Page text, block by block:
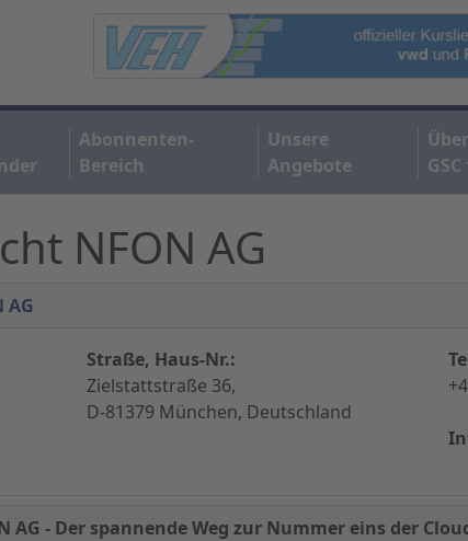
Abonnenten-
Bereich
Unsere
Angebote
Über
GSC
NFON AG
AG
Straße, Haus-Nr.:
Zielstattstraße 36,
D-81379 München, Deutschland
AG - Der spannende Weg zur Nummer eins der